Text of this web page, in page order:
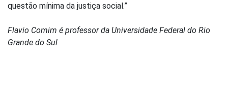
questão mínima da justiça social.”
Flavio Comim é professor da Universidade Federal do Rio
Grande do Sul